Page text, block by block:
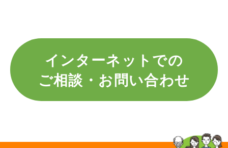
インターネットでの
ご相談・お問い合わせ